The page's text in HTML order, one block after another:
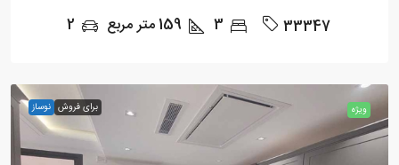
33347
3
159متر مربع 2
ویژه برای فروش نوساز